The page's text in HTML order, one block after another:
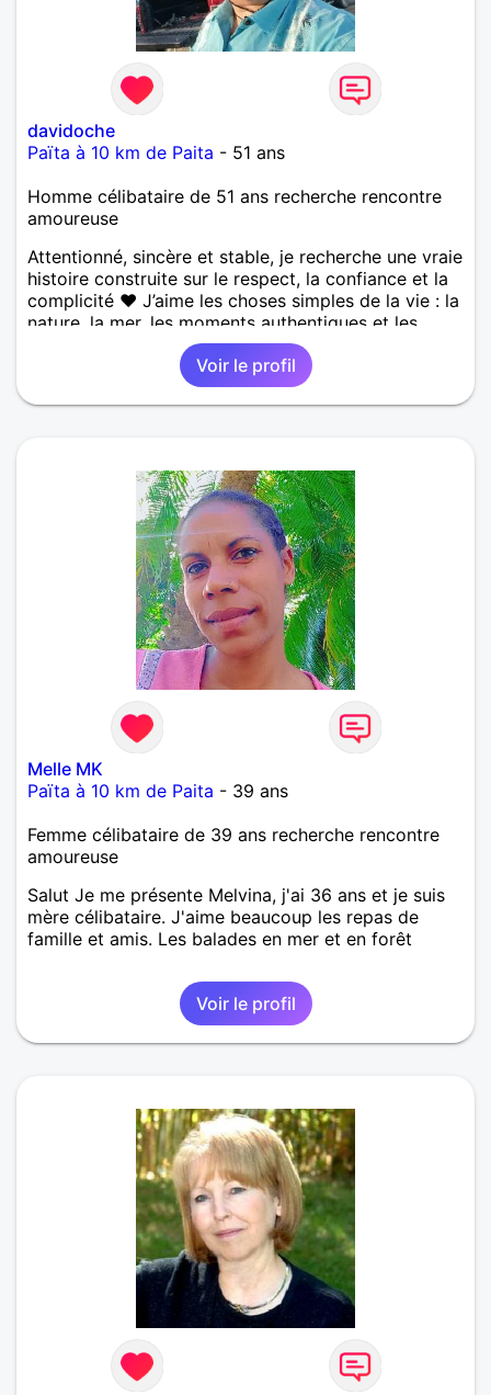
davidoche
Païta à 10 km de Paita - 51 ans
Homme célibataire de 51 ans recherche rencontre
amoureuse
Attentionné, sincère et stable, je recherche une vraie
histoire construite sur le respect, la confiance et la
complicité ❤️ J’aime les choses simples de la vie : la
nature, la mer, les moments authentiques et les
personnes au grand cœur 🌊🌿 Très câlin et
affectueux, j’adore les petits moments de tendresse
et les calinous réguliers 😊❤️ La solitude finit parfois
par peser, alors si tu es en Nouvelle-Calédonie et
Voir le profil
Melle MK
Païta à 10 km de Paita - 39 ans
Femme célibataire de 39 ans recherche rencontre
amoureuse
Salut Je me présente Melvina, j'ai 36 ans et je suis
mère célibataire. J'aime beaucoup les repas de
famille et amis. Les balades en mer et en forêt
Voir le profil